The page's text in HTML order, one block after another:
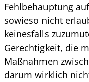
Fehlbehauptung
sowieso nicht
keinesfalls
Gerechtigkeit, die
Maßnahmen
darum wirklich